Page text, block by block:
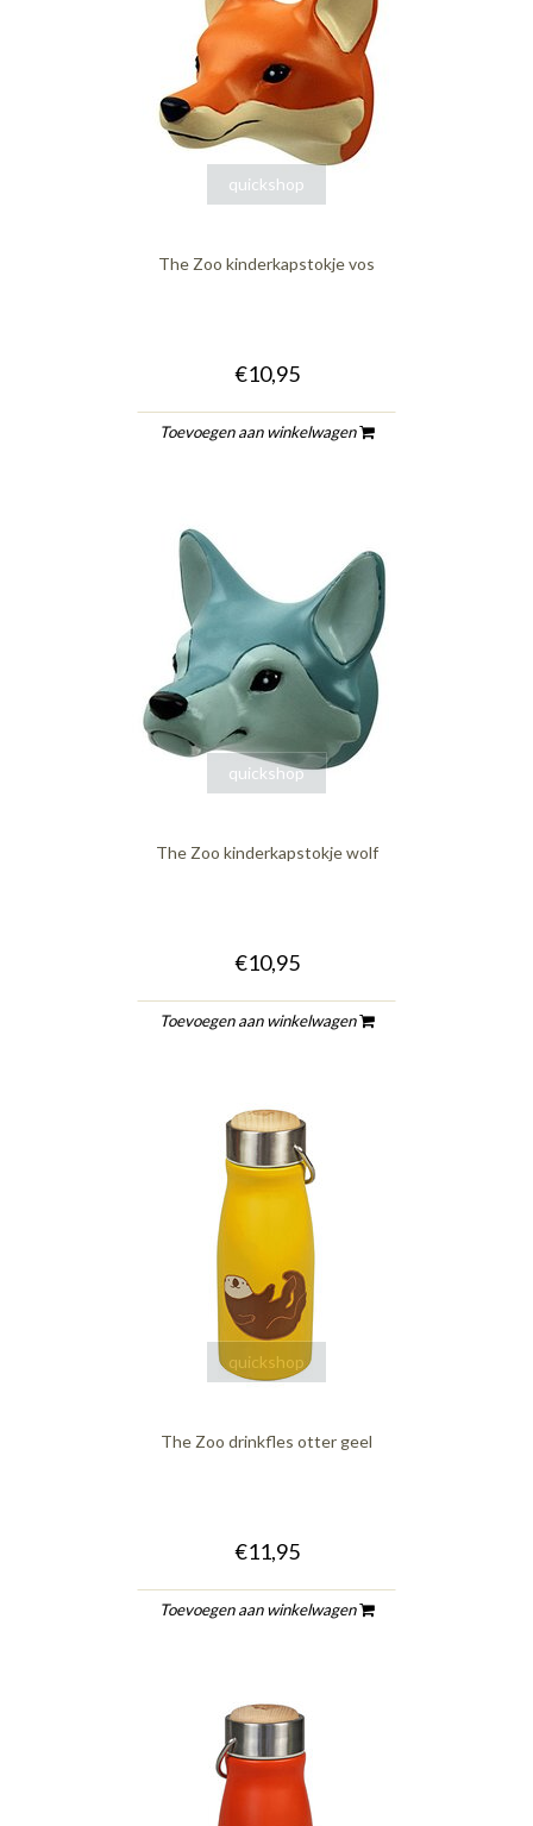
quickshop
The Zoo kinderkapstokje vos
€10,95
Toevoegen aan winkelwagen
quickshop
The Zoo kinderkapstokje wolf
€10,95
Toevoegen aan winkelwagen
quickshop
The Zoo drinkfles otter geel
€11,95
Toevoegen aan winkelwagen